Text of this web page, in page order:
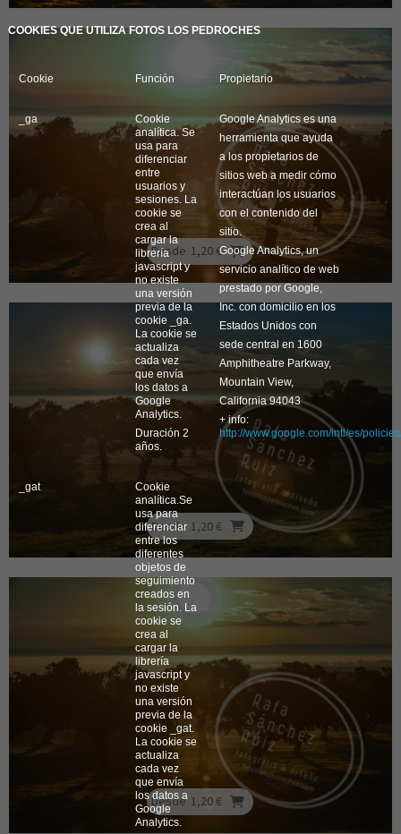
Desde 1,20 €
Desde 1,20 €
Desde 1,20 €
COOKIES QUE UTILIZA FOTOS LOS PEDROCHES
Cookie Función Propietario
_ga
Cookie
analítica. Se
usa para
diferenciar
entre
usuarios y
sesiones. La
cookie se
crea al
cargar la
librería
javascript y
no existe
una versión
previa de la
cookie _ga.
La cookie se
actualiza
cada vez
que envía
los datos a
Google
Analytics.
Duración 2
años.
Google Analytics es una
herramienta que ayuda
a los propietarios de
sitios web a medir cómo
interactúan los usuarios
con el contenido del
sitio.
Google Analytics, un
servicio analítico de web
prestado por Google,
Inc. con domicilio en los
Estados Unidos con
sede central en 1600
Amphitheatre Parkway,
Mountain View,
California 94043
+ info:
http://www.google.com/intl/es/
_gat
Cookie
analítica.Se
usa para
diferenciar
entre los
diferentes
objetos de
seguimiento
creados en
la sesión. La
cookie se
crea al
cargar la
librería
javascript y
no existe
una versión
previa de la
cookie _gat.
La cookie se
actualiza
cada vez
que envía
los datos a
Google
Analytics.